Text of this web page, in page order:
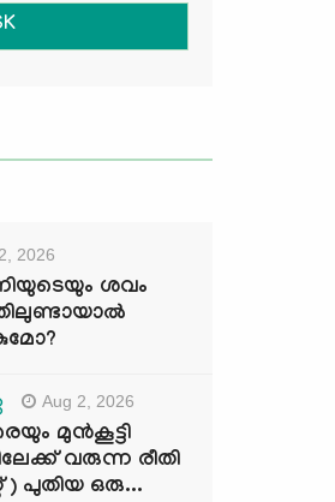
2026
ശവം
Aug 2, 2026
മുൻകൂട്ടി
വരുന്ന രീതി
പുതിയ ഒരു...